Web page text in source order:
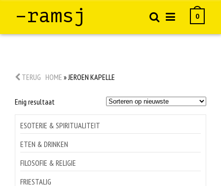
–ramsj 0
TERUG HOME »JEROEN KAPELLE
Enig resultaat
ESOTERIE & SPIRITUALITEIT
ETEN & DRINKEN
FILOSOFIE & RELIGIE
FRIESTALIG